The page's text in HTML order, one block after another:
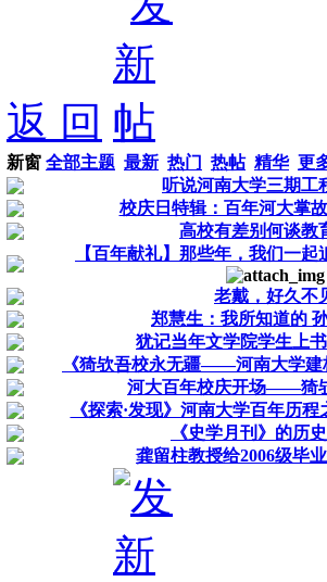
返 回
新窗 全部主题 最新 热门 热帖 精华 更
听说河南大学三期工
校庆日特辑：百年河大掌故
高校有差别何谈教
【百年献礼】那些年，我们一
老戴，好久不
郑慧生：我所知道的
犹记当年文学院学生上
《猗欤吾校永无疆——河南大学建
河大百年校庆开场——猗
《探索·发现》河南大学百年历
《史学月刊》的历
龚留柱教授给2006级毕